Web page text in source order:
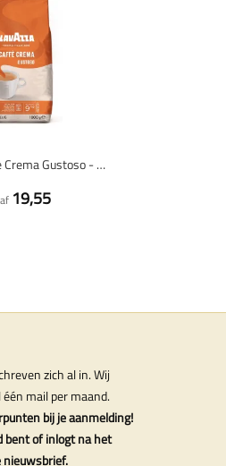
Lavazza Caffè Crema Gustoso - koffiebonen - 1 kilo
19,55
zich al in. Wij
mail per maand.
bij je aanmelding!
bent of inlogt na het
nieuwsbrief.